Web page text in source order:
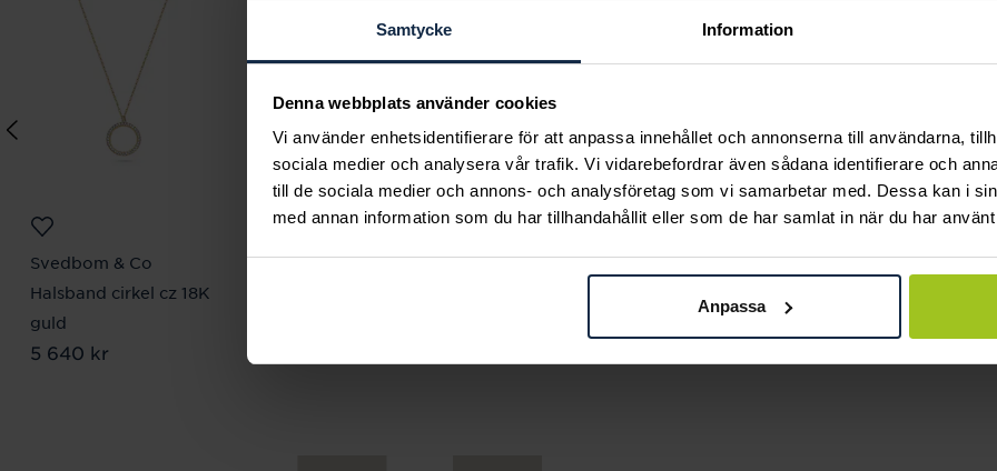
Samtycke Information
Denna webbplats använder cookies
Vi använder enhetsidentifierare för att anpassa innehållet och annonserna till användarna,
sociala medier och analysera vår trafik. Vi vidarebefordrar även sådana identifierare och
till de sociala medier och annons- och analysföretag som vi samarbetar med. Dessa kan i
med annan information som du har tillhandahållit eller som de har samlat in när du har
Anpassa
Svedbom & Co
Halsband cirkel cz 18K
guld
Pris:5 640 kr
5 640 kr
Svedbom & Co
Svedbom & Co
Svedbom & Co
Pris
1 620 kr